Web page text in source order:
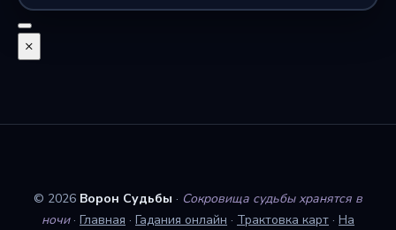
×
© 2026 Ворон Судьбы · Сокровища судьбы хранятся в
ночи· Главная · Гадания онлайн · Трактовка карт · На